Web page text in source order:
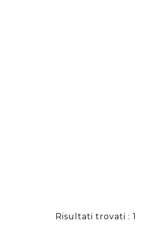
Risultati trovati : 1